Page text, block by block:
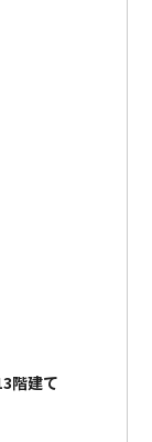
ゃなく実用的な
！
やすい形だと思
階建て